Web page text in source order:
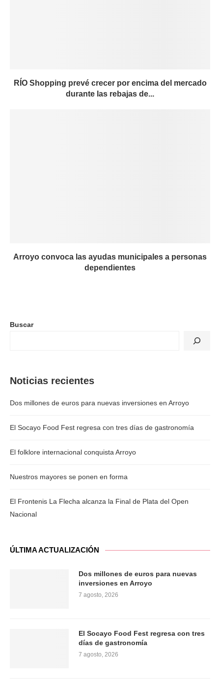
RÍO Shopping prevé crecer por encima del mercado
durante las rebajas de...
Arroyo convoca las ayudas municipales a personas
dependientes
Buscar
Noticias recientes
Dos millones de euros para nuevas inversiones en Arroyo
El Socayo Food Fest regresa con tres días de gastronomía
El folklore internacional conquista Arroyo
Nuestros mayores se ponen en forma
El Frontenis La Flecha alcanza la Final de Plata del Open
Nacional
ÚLTIMA ACTUALIZACIÓN
Dos millones de euros para nuevas
inversiones en Arroyo
7 agosto, 2026
El Socayo Food Fest regresa con tres
días de gastronomía
7 agosto, 2026